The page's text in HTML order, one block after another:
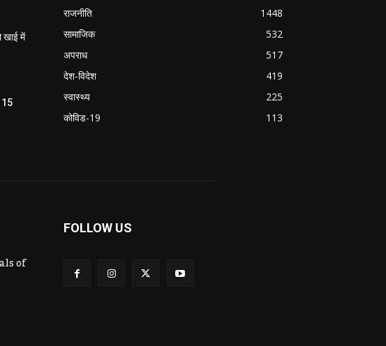
खाई में
15
राजनीति
1448
सामाजिक
532
अपराध
517
देश-विदेश
419
स्वास्थ्य
225
कोविड-19
113
of
FOLLOW US